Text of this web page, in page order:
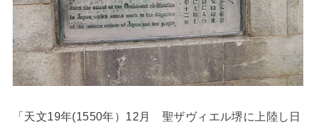
「天文19年(1550年）12月 聖ザヴィエル堺に上陸し日